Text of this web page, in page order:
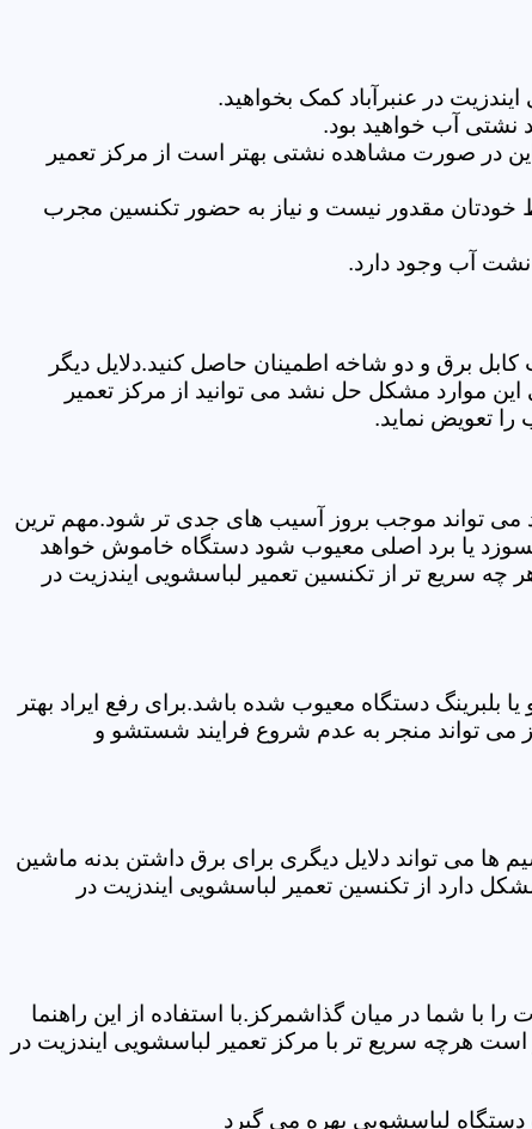
در عنبرآباد کمک بخواهید.
نشتی آب خواهید بود.
در صورت مشاهده نشتی بهتر است از مرکز تعمیر
خودتان مقدور نیست و نیاز به حضور تکنسین مجرب
آب وجود دارد.
برق و دو شاخه اطمینان حاصل کنید.دلایل دیگر
موارد مشکل حل نشد می توانید از مرکز تعمیر
را تعویض نماید.
می تواند موجب بروز آسیب های جدی تر شود.مهم ترین
یا برد اصلی معیوب شود دستگاه خاموش خواهد
سریع تر از تکنسین تعمیر لباسشویی ایندزیت در
دستگاه معیوب شده باشد.برای رفع ایراد بهتر
می تواند منجر به عدم شروع فرایند شستشو و
می تواند دلایل دیگری برای برق داشتن بدنه ماشین
دارد از تکنسین تعمیر لباسشویی ایندزیت در
با شما در میان گذاشمرکز.با استفاده از این راهنما
هرچه سریع تر با مرکز تعمیر لباسشویی ایندزیت در
دستگاه لباسشویی بهره می گیرد